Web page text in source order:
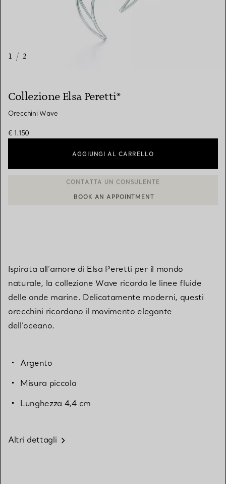
1 / 2
Collezione Elsa Peretti®
Orecchini Wave
€ 1.150
AGGIUNGI AL CARRELLO
CONTATTA UN CONSULENTE CLIENTI O PRENOTA UN
Ispirata all’amore di Elsa Peretti per il mondo
naturale, la collezione Wave ricorda le linee fluide
delle onde marine. Delicatamente moderni, questi
orecchini ricordano il movimento elegante
dell’oceano.
Argento
Misura piccola
Lunghezza 4,4 cm
Altri dettagli